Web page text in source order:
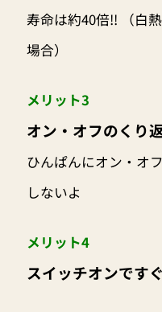
寿命は約40倍!! （白
場合）
メリット3
オン・オフのくり
ひんぱんにオン・オ
しないよ
メリット4
スイッチオンです